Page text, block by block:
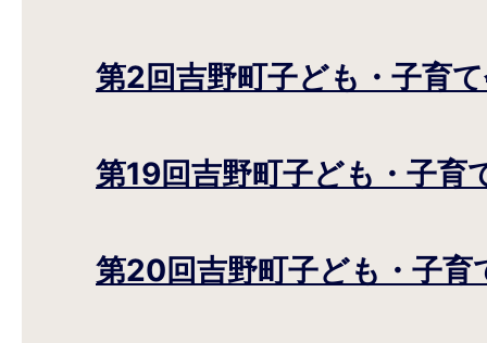
第2回吉野町子ども・子育
第19回吉野町子ども・子育
第20回吉野町子ども・子育